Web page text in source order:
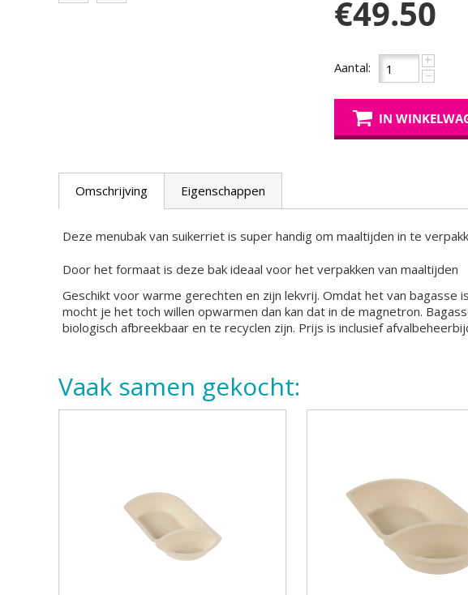
€49.50
Aantal:
+
−
IN
Omschrijving Eigenschappen
Deze menubak van suikerriet is super handig om maaltijden in te
Door het formaat is deze bak ideaal voor het verpakken van maaltijden
Geschikt voor warme gerechten en zijn lekvrij. Omdat het van
mocht je het toch willen opwarmen dan kan dat in de magnetron.
biologisch afbreekbaar en te recyclen zijn. Prijs is inclusief
Vaak samen gekocht: